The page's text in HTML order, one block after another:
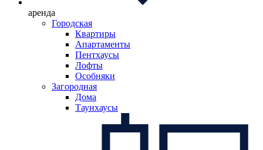
аренда
Городская
Квартиры
Апартаменты
Пентхаусы
Лофты
Особняки
Загородная
Дома
Таунхаусы